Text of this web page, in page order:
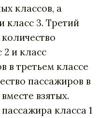
классов, а
класс 3. Третий
2 и класс
в третьем классе
пассажиров в
взятых.
класса 1